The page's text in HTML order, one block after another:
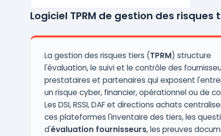
que logiciel RGPD fiable, Provacy centralise
conformit ...
Logiciel TPRM de gestion des risques
La gestion des risques tiers (TPRM) structure
l'évaluation, le suivi et le contrôle des
prestataires et partenaires qui exposent
un risque cyber, financier, opérationnel ou de
Les DSI, RSSI, DAF et directions achats
ces plateformes l'inventaire des tiers, les
d'évaluation fournisseurs, les preuves